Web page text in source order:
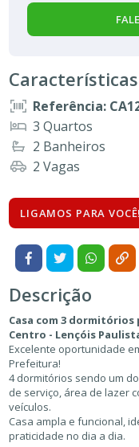
Características
Referência:
3 Quartos
2 Banheiros
2 Vagas
LIGAMOS PARA VOCÊ!
Descrição
Casa com 3 dormitórios
Centro - Lençóis
Excelente oportunidade
Prefeitura!
4 dormitórios sendo um
de serviço, área de lazer
veículos.
Casa ampla e funcional,
praticidade no dia a dia.